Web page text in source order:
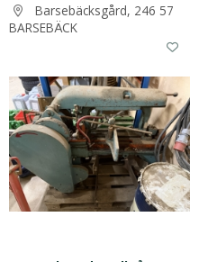
Barsebäcksgård, 246 57
BARSEBÄCK